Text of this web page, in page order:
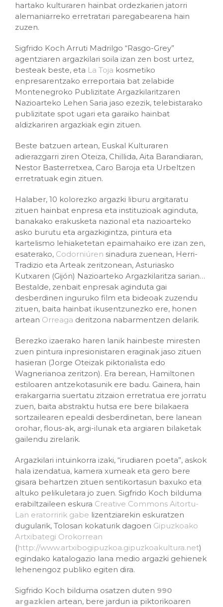
hartako kulturaren hainbat ordezkarien jatorri
alemaniarreko erretratari paregabearena hain
zuzen.
Sigfrido Koch Arruti Madrilgo “Rasgo-Grey”
agentziaren argazkilari soila izan zen bost urtez,
besteak beste, eta La Toja kosmetiko
enpresarentzako erreportaia bat zelabide
Montenegroko Publizitate Argazkilaritzaren
Nazioarteko Lehen Saria jaso ezezik, telebistarako
publizitate spot ugari eta garaiko hainbat
aldizkariren argazkiak egin zituen.
Beste batzuen artean, Euskal Kulturaren
adierazgarri ziren Oteiza, Chillida, Aita Barandiaran,
Nestor Basterretxea, Caro Baroja eta Urbeltzen
erretratuak egin zituen.
Halaber, 10 kolorezko argazki liburu argitaratu
zituen hainbat enpresa eta instituzioak aginduta,
banakako erakusketa nazional eta nazioarteko
asko burutu eta argazkigintza, pintura eta
kartelismo lehiaketetan epaimahaiko ere izan zen,
esaterako, Codorniúren sinadura zuenean, Herri-
Tradizio eta Arteak zeritzonean, Asturiasko
Kutxaren (Gijón) Nazioarteko Argazkilaritza sarian…
Bestalde, zenbait enpresak aginduta gai
desberdinen inguruko film eta bideoak zuzendu
zituen, baita hainbat ikusentzunezko ere, honen
artean Orreaga deritzona nabarmentzen delarik.
Berezko izaerako haren lanik hainbeste miresten
zuen pintura inpresionistaren eraginak jaso zituen
hasieran (Jorge Oteizak piktorialista edo
Wagnerianoa zeritzon). Era berean, Hamiltonen
estiloaren antzekotasunik ere badu. Gainera, hain
erakargarria suertatu zitzaion erretratua ere jorratu
zuen, baita abstraktu hutsa ere bere bilakaera
sortzailearen epealdi desberdinetan, bere lanean
orohar, flous-ak, argi-ilunak eta argiaren bilaketak
gailendu zirelarik.
Argazkilari intuinkorra izaki, “irudiaren poeta”, askok
hala izendatua, kamera xumeak eta gero bere
gisara behartzen zituen sentikortasun baxuko eta
altuko pelikuletara jo zuen. Sigfrido Koch bilduma
erabiltzaileen eskura Creative Commons Aitortu-
Lan eratorririk gabe lizentziarekin eskuratzen
dugularik, Tolosan kokaturik dagoen Gipuzkoako
Artxibategi Orokorrean
(http://www.artxibogipuzkoa.gipuzkoakultura.net)
egindako katalogazio lana medio argazki gehienek
lehenengoz publiko egiten dira.
Sigfrido Koch bilduma osatzen duten 990
argazkien artean, bere jardun ia piktorikoaren